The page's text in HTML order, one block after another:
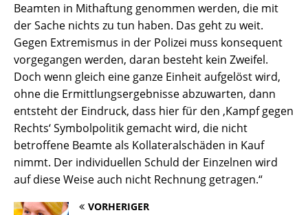
Beamten in Mithaftung genommen werden, die mit
der Sache nichts zu tun haben. Das geht zu weit.
Gegen Extremismus in der Polizei muss konsequent
vorgegangen werden, daran besteht kein Zweifel.
Doch wenn gleich eine ganze Einheit aufgelöst wird,
ohne die Ermittlungsergebnisse abzuwarten, dann
entsteht der Eindruck, dass hier für den ‚Kampf gegen
Rechts‘ Symbolpolitik gemacht wird, die nicht
betroffene Beamte als Kollateralschäden in Kauf
nimmt. Der individuellen Schuld der Einzelnen wird
auf diese Weise auch nicht Rechnung getragen.“
VORHERIGER